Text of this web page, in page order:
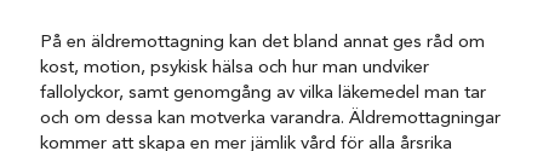
På en äldremottagning kan det bland annat ges råd om
kost, motion, psykisk hälsa och hur man undviker
fallolyckor, samt genomgång av vilka läkemedel man tar
och om dessa kan motverka varandra. Äldremottagningar
kommer att skapa en mer jämlik vård för alla årsrika